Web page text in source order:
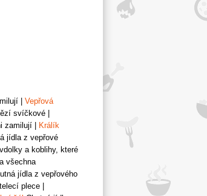
Vepřová
svíčkové
zamilují
Králík
jídla z vepřové
a koblihy, které
všechna
jídla z vepřového
plece